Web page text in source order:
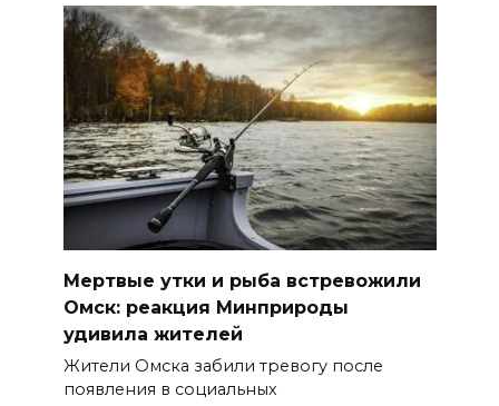
Мертвые утки и рыба встревожили
Омск: реакция Минприроды
удивила жителей
Жители Омска забили тревогу после
появления в социальных